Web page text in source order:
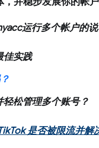
运行多个帐户的
佳实践
松管理多个账号？
是否被限流并解